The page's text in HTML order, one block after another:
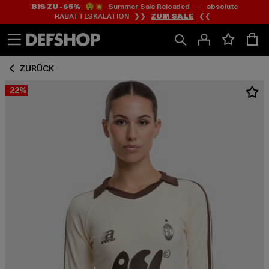
Zum
Inhalt
springen
Zum
Fußzeile
springen
BIS ZU -65%😲💥 Summer Sale Reloaded — absolute
RABATTESKALATION ❯❯ ZUM SALE ❮❮
ZURÜCK
-22%